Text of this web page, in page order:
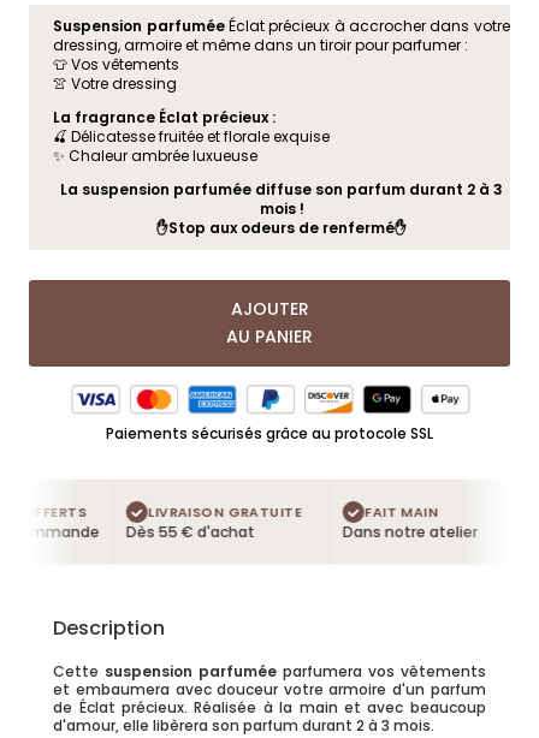
Suspension parfuméeÉclat précieux à accrocher dans votre
dressing, armoire et même dans un tiroir pour parfumer :
👕 Vos vêtements
👚 Votre dressing
La fragrance Éclat précieux :
🍒 Délicatesse fruitée et florale exquise
✨ Chaleur ambrée luxueuse
La suspension parfumée diffuse son parfum durant 2 à 3
mois !
✋Stop aux odeurs de renfermé✋
AJOUTER
AU PANIER
Paiements sécurisés grâce au protocole SSL
OFFERTS LIVRAISON GRATUITE
Dès 55 € d'achat
FAIT MAIN
Dans notre atelier
Description
Cette suspension parfumée parfumera vos vêtements
et embaumera avec douceur votre armoire d'un parfum
de Éclat précieux. Réalisée à la main et avec beaucoup
d'amour, elle libèrera son parfum durant 2 à 3 mois.